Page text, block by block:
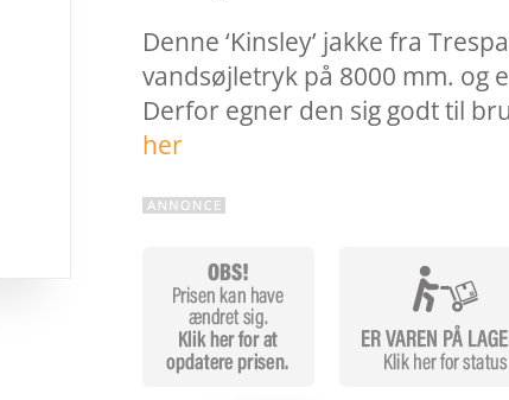
Denne ‘Kinsley’ jakke fra
vandsøjletryk på 8000 mm. og
Derfor egner den sig godt til
her